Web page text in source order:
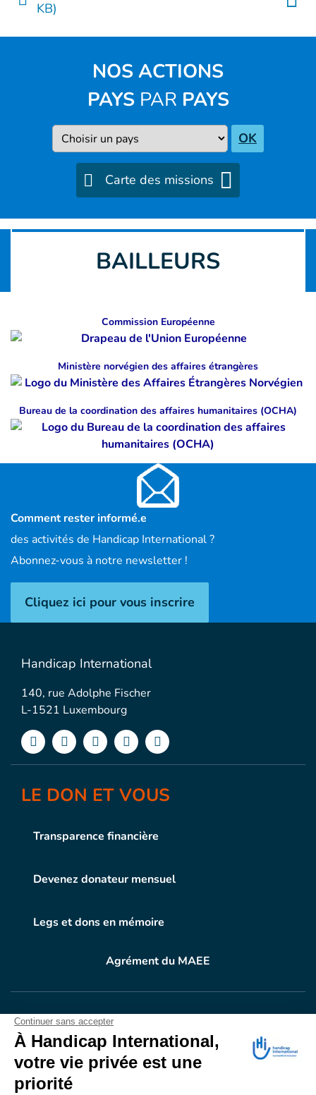
KB)
NOS ACTIONS
PAYSPAR PAYS
Pays OK
Carte des missions
BAILLEURS
Commission Européenne
Ministère norvégien des affaires étrangères
Bureau de la coordination des affaires humanitaires (OCHA)
Comment rester informé.e
des activités de Handicap International ?
Abonnez-vous à notre newsletter !
Cliquez ici pour vous inscrire
Handicap International
140, rue Adolphe Fischer
L-1521 Luxembourg
LE DON ET VOUS
Transparence financière
Devenez donateur mensuel
Legs et dons en mémoire
Agrément du MAEE
VOTRE DONEN ACTION
Grâce à vous, en 2024, 604.716 personnes ont
bénéficié d’appareillage et d’activités de réadaptation.
Merci pour votre générosité.